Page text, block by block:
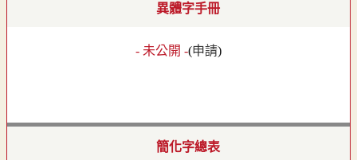
異體字手冊
- 未公開 -(申請)
簡化字總表